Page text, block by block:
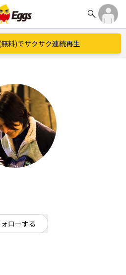
search
料)でサクサク連続再生
ォローする